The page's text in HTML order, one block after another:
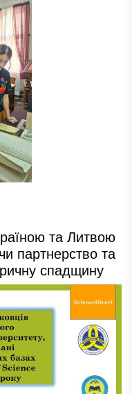
та Литвою
партнерство та
спадщину